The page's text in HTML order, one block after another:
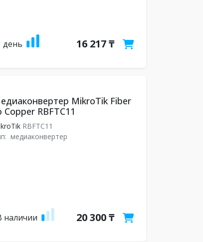
день 16 217 ₸
MikroTik Fiber
Copper RBFTC11
RBFTC11
медиаконвертер
наличии 20 300 ₸